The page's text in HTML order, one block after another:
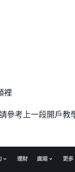
裡
參考上一段開戶教